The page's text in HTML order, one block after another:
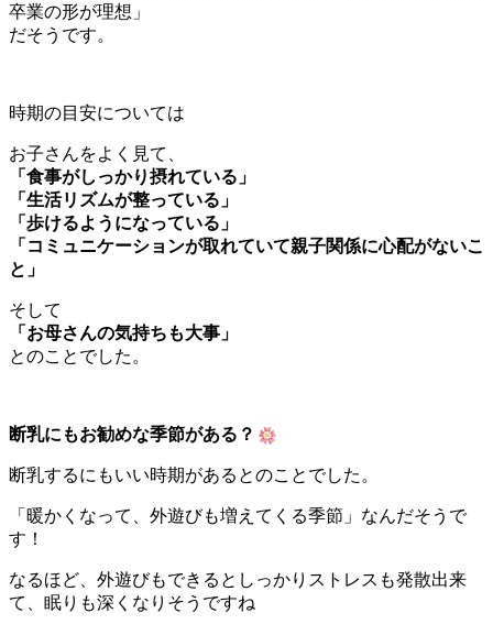
卒業の形が理想」
だそうです。
時期の目安については
お子さんをよく見て、
「食事がしっかり摂れている」
「生活リズムが整っている」
「歩けるようになっている」
「コミュニケーションが取れていて親子関係に心配がないこ
と」
そして
「お母さんの気持ちも大事」
とのことでした。
断乳にもお勧めな季節がある？
断乳するにもいい時期があるとのことでした。
「暖かくなって、外遊びも増えてくる季節」なんだそうで
す！
なるほど、外遊びもできるとしっかりストレスも発散出来
て、眠りも深くなりそうですね